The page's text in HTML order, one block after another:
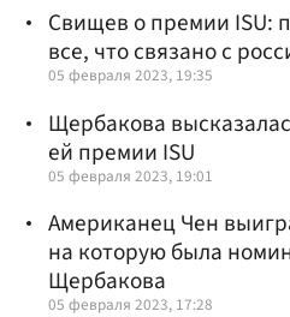
Свищев о премии ISU:
все, что связано с
05 февраля 2023, 19:35
Щербакова
ей премии ISU
05 февраля 2023, 19:01
Американец Чен
на которую была
Щербакова
05 февраля 2023, 17:28